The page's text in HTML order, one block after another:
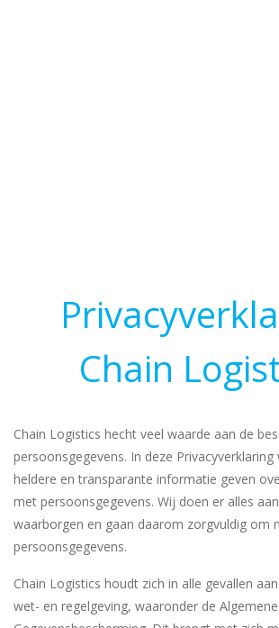
Chain
Chain Logistics hecht veel waarde aan de
persoonsgegevens. In deze
heldere en transparante informatie geven
met persoonsgegevens. Wij doen er alles
waarborgen en gaan daarom zorgvuldig om
persoonsgegevens.
Chain Logistics houdt zich in alle gevallen
wet- en regelgeving, waaronder de